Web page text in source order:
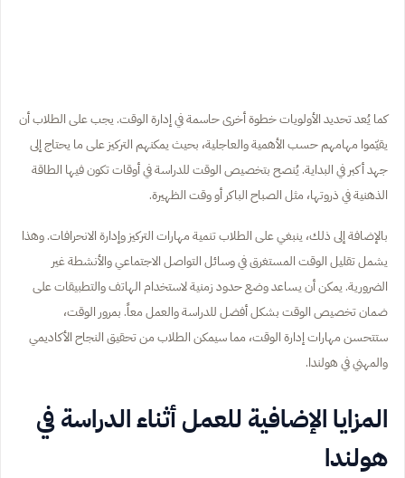
كما يُعد تحديد الأولويات خطوة أخرى حاسمة في إدارة الوقت. يجب على الطلاب أن
يقيّموا مهامهم حسب الأهمية والعاجلية، بحيث يمكنهم التركيز على ما يحتاج إلى
جهد أكبر في البداية. يُنصح بتخصيص الوقت للدراسة في أوقات تكون فيها الطاقة
الذهنية في ذروتها، مثل الصباح الباكر أو وقت الظهيرة.
بالإضافة إلى ذلك، ينبغي على الطلاب تنمية مهارات التركيز وإدارة الانحرافات. وهذا
يشمل تقليل الوقت المستغرق في وسائل التواصل الاجتماعي والأنشطة غير
الضرورية. يمكن أن يساعد وضع حدود زمنية لاستخدام الهاتف والتطبيقات على
ضمان تخصيص الوقت بشكل أفضل للدراسة والعمل معاً. بمرور الوقت،
ستتحسن مهارات إدارة الوقت، مما سيمكن الطلاب من تحقيق النجاح الأكاديمي
والمهني في هولندا.
المزايا الإضافية للعمل أثناء الدراسة في
هولندا